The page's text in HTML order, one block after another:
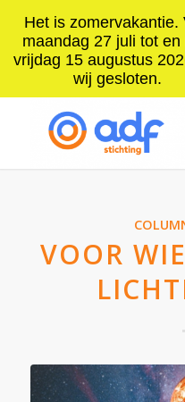
VOOR
Het is zomervakantie.
maandag 27 juli tot en
vrijdag 15 augustus
wij gesloten.